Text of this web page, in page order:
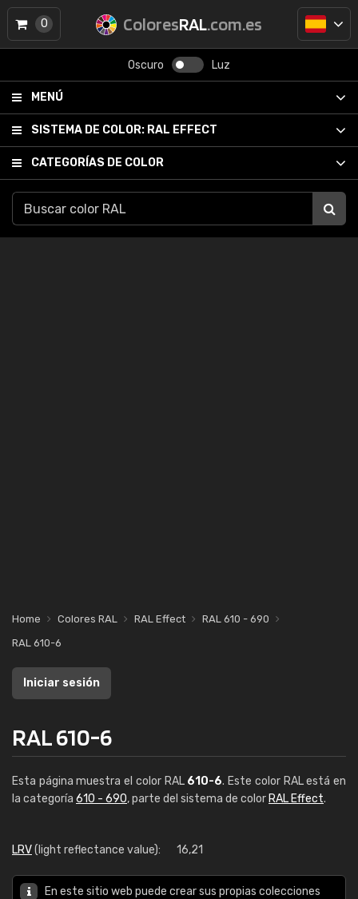
ColoresRAL.com.es
Oscuro Luz
MENÚ
SISTEMA DE COLOR: RAL EFFECT
CATEGORÍAS DE COLOR
0
Home Colores RAL RAL Effect
RAL 610 - 690
RAL 610-6
Iniciar sesión
RAL 610-6
Esta página muestra el color RAL 610-6. Este color RAL está en
la categoría 610 - 690, parte del sistema de color RAL Effect.
LRV(light reflectance value): 16,21
En este sitio web puede crear sus propias colecciones